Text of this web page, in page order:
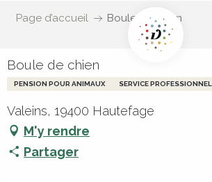
Page d’accueil Boule de chien
Boule de chien
PENSION POUR ANIMAUX SERVICE PROFESSIONNEL
Valeins, 19400 Hautefage
M'y rendre
Partager